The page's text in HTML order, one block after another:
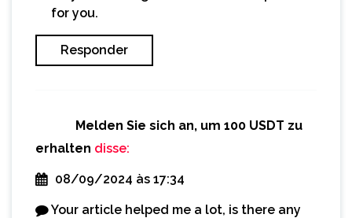
for you.
Responder
Melden Sie sich an, um 100 USDT zu
erhalten disse:
08/09/2024 às 17:34
Your article helped me a lot, is there any